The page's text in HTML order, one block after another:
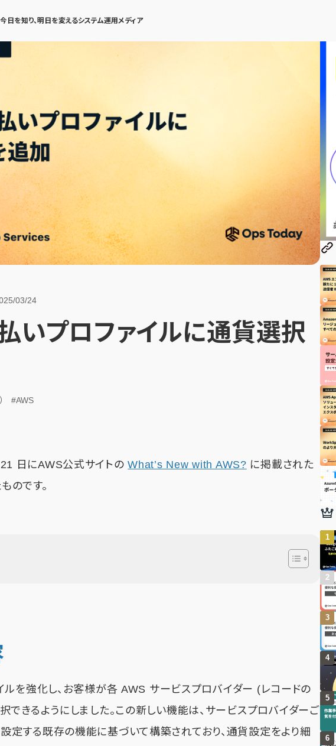
今日を知り、明日を変えるシステム運用メディア
03/24
いプロファイルに通貨選択
#AWS
日にAWS公式サイトのWhat’s New with AWS? に掲載された
のです。
を強化し、お客様が各 AWS サービスプロバイダー (レコードの
きるようにしました。この新しい機能は、サービスプロバイダーご
定する既存の機能に基づいて構築されており、通貨設定をより細